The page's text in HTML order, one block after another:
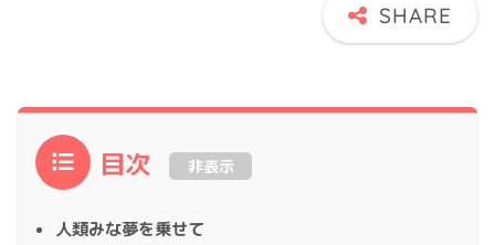
目次 非表示
人類みな夢を乗せて